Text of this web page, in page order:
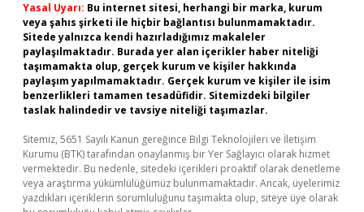
Yasal Uyarı: Bu internet sitesi, herhangi bir marka, kurum
veya şahıs şirketi ile hiçbir bağlantısı bulunmamaktadır.
Sitede yalnızca kendi hazırladığımız makaleler
paylaşılmaktadır. Burada yer alan içerikler haber niteliği
taşımamakta olup, gerçek kurum ve kişiler hakkında
paylaşım yapılmamaktadır. Gerçek kurum ve kişiler ile isim
benzerlikleri tamamen tesadüfidir. Sitemizdeki bilgiler
taslak halindedir ve tavsiye niteliği taşımazlar.
Sitemiz, 5651 Sayılı Kanun gereğince Bilgi Teknolojileri ve İletişim
Kurumu (BTK) tarafından onaylanmış bir Yer Sağlayıcı olarak hizmet
vermektedir. Bu nedenle, sitedeki içerikleri proaktif olarak denetleme
veya araştırma yükümlülüğümüz bulunmamaktadır. Ancak, üyelerimiz
yazdıkları içeriklerin sorumluluğunu taşımakta olup, siteye üye olarak